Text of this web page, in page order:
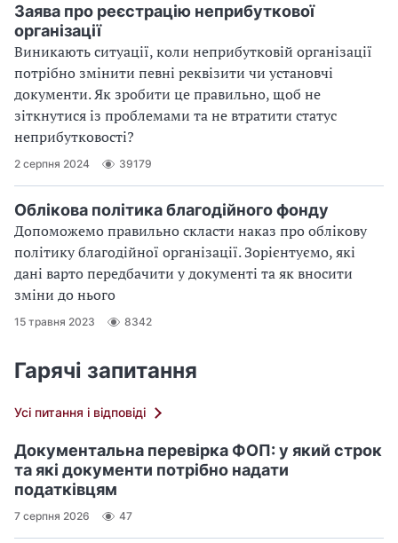
Заява про реєстрацію неприбуткової
організації
Виникають ситуації, коли неприбутковій організації
потрібно змінити певні реквізити чи установчі
документи. Як зробити це правильно, щоб не
зіткнутися із проблемами та не втратити статус
неприбутковості?
2 серпня 2024 39179
Облікова політика благодійного фонду
Допоможемо правильно скласти наказ про облікову
політику благодійної організації. Зорієнтуємо, які
дані варто передбачити у документі та як вносити
зміни до нього
15 травня 2023 8342
Гарячі запитання
Усі питання і відповіді
Документальна перевірка ФОП: у який строк
та які документи потрібно надати
податківцям
7 серпня 2026 47